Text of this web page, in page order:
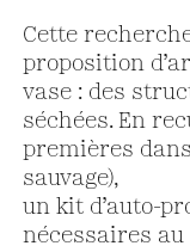
Cette
proposition
vase : des
séchées. En
premières
sauvage),
un kit d’auto-
nécessaires